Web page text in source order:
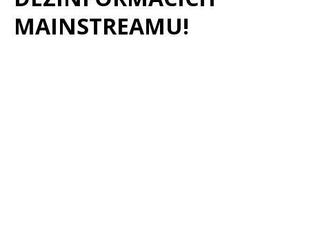
MAINSTREAMU!